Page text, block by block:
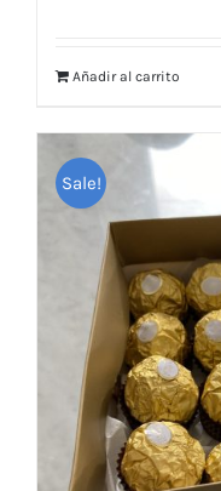
Añadir al carrito
Sale!